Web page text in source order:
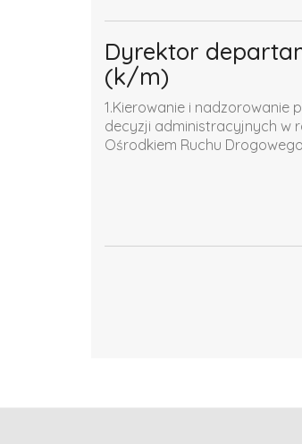
Dyrektor
(k/m)
1.Kierowanie i nadzorowanie
decyzji administracyjnych w
Ośrodkiem Ruchu